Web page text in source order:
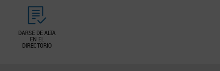
DARSE DE ALTA
EN EL
DIRECTORIO